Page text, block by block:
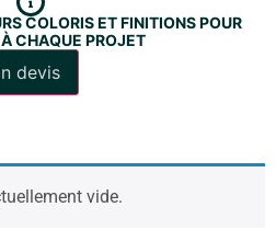
COLORIS ET FINITIONS POUR
À CHAQUE PROJET
devis
vide.